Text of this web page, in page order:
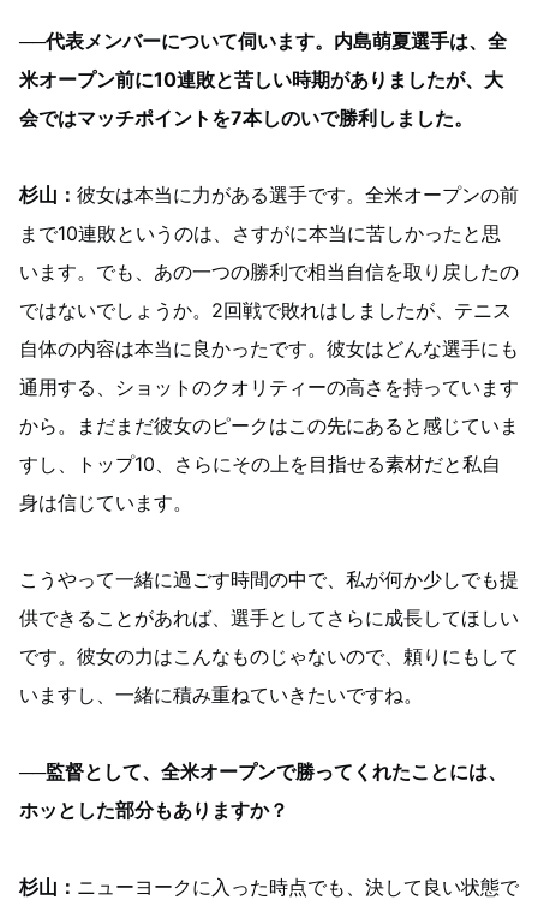
──代表メンバーについて伺います。内島萌夏選手は、全
米オープン前に10連敗と苦しい時期がありましたが、大
会ではマッチポイントを7本しのいで勝利しました。
杉山： 彼女は本当に力がある選手です。全米オープンの前
まで10連敗というのは、さすがに本当に苦しかったと思
います。でも、あの一つの勝利で相当自信を取り戻したの
ではないでしょうか。2回戦で敗れはしましたが、テニス
自体の内容は本当に良かったです。彼女はどんな選手にも
通用する、ショットのクオリティーの高さを持っています
から。まだまだ彼女のピークはこの先にあると感じていま
すし、トップ10、さらにその上を目指せる素材だと私自
身は信じています。
こうやって一緒に過ごす時間の中で、私が何か少しでも提
供できることがあれば、選手としてさらに成長してほしい
です。彼女の力はこんなものじゃないので、頼りにもして
いますし、一緒に積み重ねていきたいですね。
──監督として、全米オープンで勝ってくれたことには、
ホッとした部分もありますか？
杉山： ニューヨークに入った時点でも、決して良い状態で